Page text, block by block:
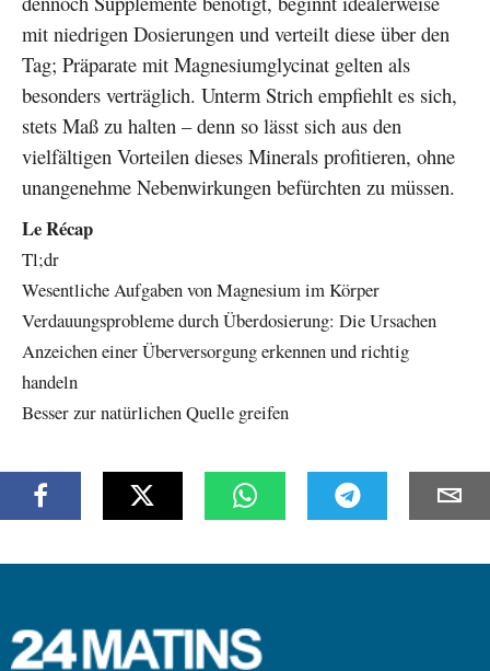
mit niedrigen Dosierungen und verteilt diese über den
Tag; Präparate mit Magnesiumglycinat gelten als
besonders verträglich. Unterm Strich empfiehlt es sich,
stets Maß zu halten – denn so lässt sich aus den
vielfältigen Vorteilen dieses Minerals profitieren, ohne
unangenehme Nebenwirkungen befürchten zu müssen.
Le Récap
Tl;dr
Wesentliche Aufgaben von Magnesium im Körper
Verdauungsprobleme durch Überdosierung: Die Ursachen
Anzeichen einer Überversorgung erkennen und richtig
handeln
Besser zur natürlichen Quelle greifen